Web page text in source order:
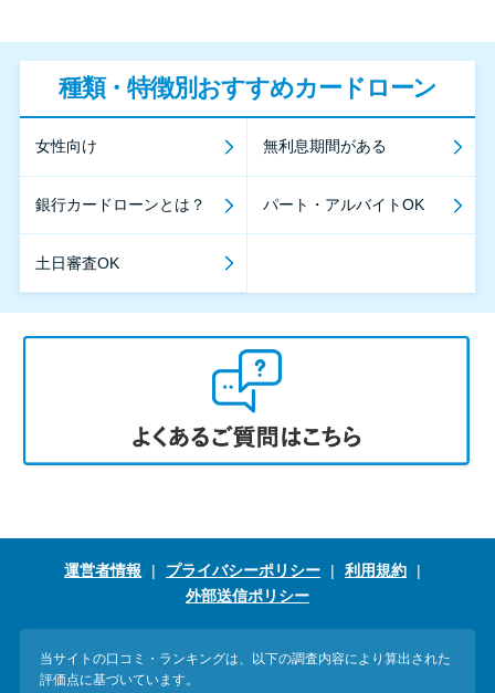
種類・特徴別おすすめカードローン
女性向け 無利息期間がある
銀行カードローンとは？ パート・アルバイトOK
土日審査OK
運営者情報 プライバシーポリシー
利用規約
外部送信ポリシー
当サイトの口コミ・ランキングは、以下の調査内容により算出された
評価点に基づいています。